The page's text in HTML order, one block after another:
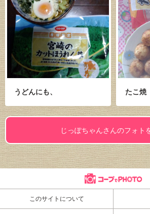
うどんにも、 たこ焼
じっぽちゃんさんのフォト
このサイトについて